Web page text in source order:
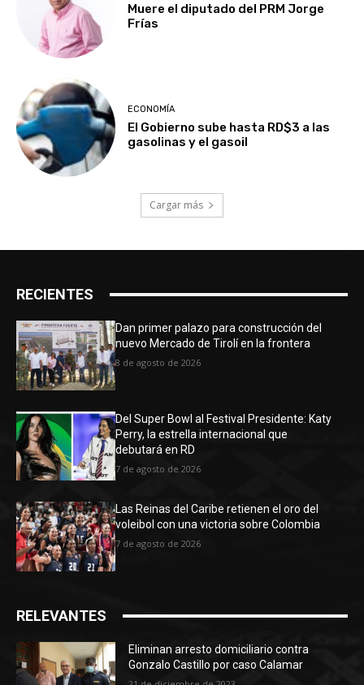
Muere el diputado del PRM Jorge
Frías
ECONOMÍA
El Gobierno sube hasta RD$3 a las
gasolinas y el gasoil
Cargar más
RECIENTES
Dan primer palazo para construcción del
nuevo Mercado de Tirolí en la frontera
8 de agosto de 2026
Del Super Bowl al Festival Presidente: Katy
Perry, la estrella internacional que
debutará en RD
7 de agosto de 2026
Las Reinas del Caribe retienen el oro del
voleibol con una victoria sobre Colombia
7 de agosto de 2026
RELEVANTES
Eliminan arresto domiciliario contra
Gonzalo Castillo por caso Calamar